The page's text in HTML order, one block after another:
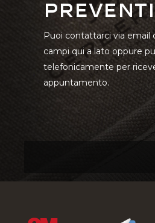
Puoi contattarci via email
campi qui a lato oppure
telefonicamente per
appuntamento.